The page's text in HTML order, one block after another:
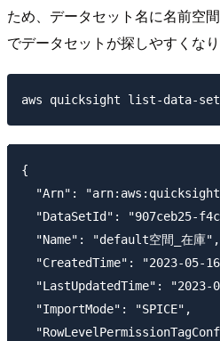
ため、データセット名に名前空
でデータセットが探しやすくなり
{
"Arn":
"DataSetId": "907ceb25-
  "Name": "default空間_在庫",
"CreatedTime": "2023-05-
"LastUpdatedTime": "2023-
  "ImportMode": "SPICE",